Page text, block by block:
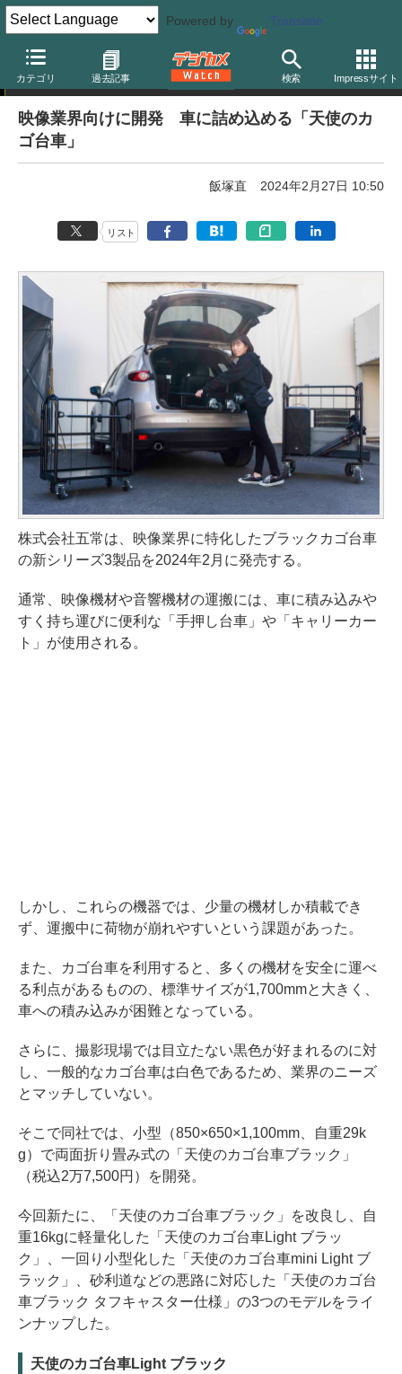
Powered by Translate
カテゴリ 過去記事 検索 Impressサイト
ニュース
映像業界向けに開発 車に詰め込める「天使のカ
ゴ台車」
飯塚直 2024年2月27日 10:50
リスト
株式会社五常は、映像業界に特化したブラックカゴ台車
の新シリーズ3製品を2024年2月に発売する。
通常、映像機材や音響機材の運搬には、車に積み込みや
すく持ち運びに便利な「手押し台車」や「キャリーカー
ト」が使用される。
しかし、これらの機器では、少量の機材しか積載でき
ず、運搬中に荷物が崩れやすいという課題があった。
また、カゴ台車を利用すると、多くの機材を安全に運べ
る利点があるものの、標準サイズが1,700mmと大きく、
車への積み込みが困難となっている。
さらに、撮影現場では目立たない黒色が好まれるのに対
し、一般的なカゴ台車は白色であるため、業界のニーズ
とマッチしていない。
そこで同社では、小型（850×650×1,100mm、自重29k
g）で両面折り畳み式の「天使のカゴ台車ブラック」
（税込2万7,500円）を開発。
今回新たに、「天使のカゴ台車ブラック」を改良し、自
重16kgに軽量化した「天使のカゴ台車Light ブラッ
ク」、一回り小型化した「天使のカゴ台車mini Light ブ
ラック」、砂利道などの悪路に対応した「天使のカゴ台
車ブラック タフキャスター仕様」の3つのモデルをライ
ンナップした。
天使のカゴ台車Light ブラック